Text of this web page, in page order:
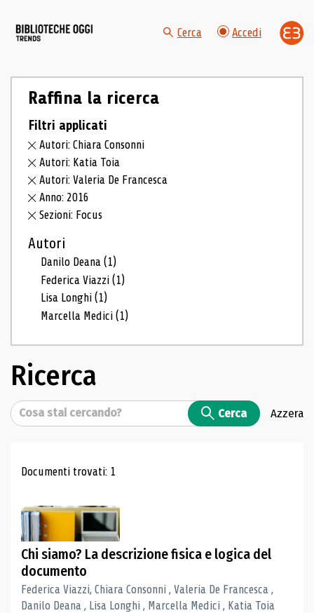
Cerca Accedi
Raffina la ricerca
Filtri applicati
Autori: Chiara Consonni
Autori: Katia Toia
Autori: Valeria De Francesca
Anno: 2016
Sezioni: Focus
Autori
Danilo Deana(1)
Federica Viazzi(1)
Lisa Longhi(1)
Marcella Medici(1)
Ricerca
Cerca Cerca Azzera
Risultati di ricerca
Documenti trovati: 1
Chi siamo? La descrizione fisica e logica del
documento
Federica Viazzi, Chiara Consonni , Valeria De Francesca ,
Danilo Deana , Lisa Longhi , Marcella Medici , Katia Toia